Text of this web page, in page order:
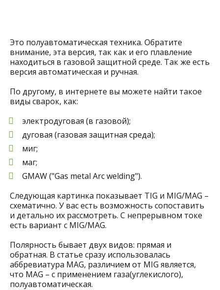
Это полуавтоматическая техника. Обратите
внимание, эта версия, так как и его плавление
находиться в газовой защитной среде. Так же есть
версия автоматическая и ручная.
По другому, в интернете вы можете найти такое
виды сварок, как:
электродуговая (в газовой);
дуговая (газовая защитная среда);
миг;
маг;
GMAW ("Gas metal Arc welding").
Следующая картинка показывает TIG и MIG/MAG –
схематично. У вас есть возможность сопоставить
и детально их рассмотреть. С непрерывном токе
есть вариант с MIG/MAG.
Полярность бывает двух видов: прямая и
обратная. В статье сразу использовалась
аббревиатура MAG, различием от MIG является,
что MAG – с применением газа(углекислого),
полуавтоматическая.